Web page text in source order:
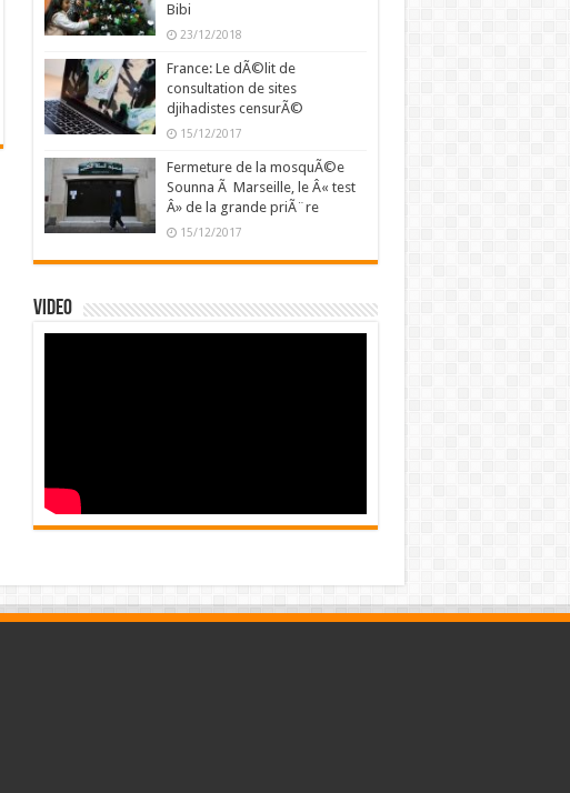
Bibi
23/12/2018
France: Le dÃ©lit de
consultation de sites
djihadistes censurÃ©
15/12/2017
Fermeture de la mosquÃ©e
Sounna Ã Marseille, le Â« test
Â» de la grande priÃ¨re
15/12/2017
Video